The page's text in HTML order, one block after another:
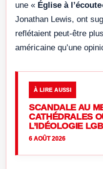
une « Église à l’écoute
Jonathan Lewis, ont
reflétaient peut-être
américaine qu’une
À LIRE AUSSI
SCANDALE AU
CATHÉDRALES
L’IDÉOLOGIE
6 AOÛT 2026